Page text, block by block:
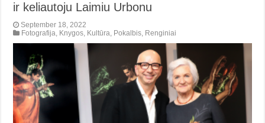
ir keliautoju Laimiu Urbonu
September 18, 2022
Fotografija, Knygos, Kultūra, Pokalbis, Renginiai